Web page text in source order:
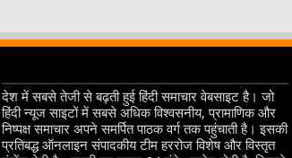
देश में सबसे तेजी से बढ़ती हुई हिंदी समाचार वेबसाइट है। जो
हिंदी न्यूज साइटों में सबसे अधिक विश्वसनीय, प्रामाणिक और
निष्पक्ष समाचार अपने समर्पित पाठक वर्ग तक पहुंचाती है। इसकी
प्रतिबद्ध ऑनलाइन संपादकीय टीम हररोज विशेष और विस्तृत